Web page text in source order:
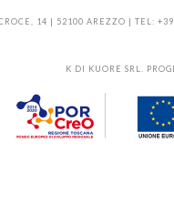
14 | 52100 AREZZO | TEL:
K DI KUORE SRL.